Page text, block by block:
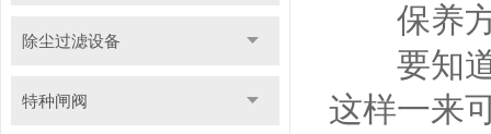
除尘过滤设备
特种闸阀
保养方
要知道
这样一来